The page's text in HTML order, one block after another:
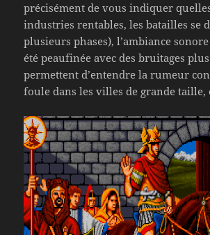
précisément de vous indiquer
industries rentables, les batailles se
plusieurs phases), l’ambiance
été peaufinée avec des bruitages
permettent d’entendre la rumeur
foule dans les villes de grande taille,